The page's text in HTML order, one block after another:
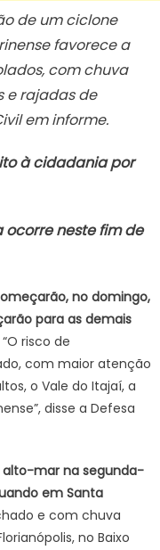
de um ciclone
favorece a
com chuva
e rajadas de
em informe.
à cidadania por
neste fim de
no domingo,
para as demais
“O risco de
com maior atenção
o Vale do Itajaí, a
disse a Defesa
alto-mar na segunda-
em Santa
e com chuva
no Baixo